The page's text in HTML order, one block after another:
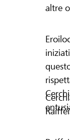
altre